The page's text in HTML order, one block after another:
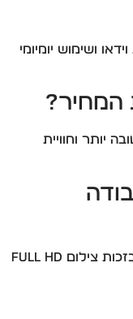
ושימוש יומיומי
יותר וחוויית
Brio 105 מתאים יותר לעבודה מהבית בזכות צילום Full HD